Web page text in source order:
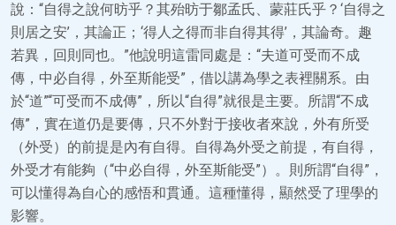
說：“自得之說何昉乎？其殆昉于鄒孟氏、蒙莊氏乎？‘自得之
則居之安’，其論正；‘得人之得而非自得其得’，其論奇。趣
若異，回則同也。”他說明這雷同處是：“夫道可受而不成
傳，中必自得，外至斯能受”，借以講為學之表裡關系。由
於“道”“可受而不成傳”，所以“自得”就很是主要。所謂“不成
傳”，實在道仍是要傳，只不外對于接收者來說，外有所受
（外受）的前提是內有自得。自得為外受之前提，有自得，
外受才有能夠（“中必自得，外至斯能受”）。則所謂“自得”，
可以懂得為自心的感悟和貫通。這種懂得，顯然受了理學的
影響。